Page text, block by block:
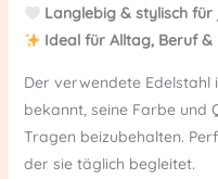
Langlebig & stylisch für
Ideal für Alltag, Beruf
Der verwendete
bekannt, seine Farbe und
Tragen beizubehalten.
der sie täglich begleitet.